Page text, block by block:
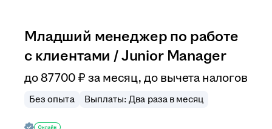
Младший менеджер по работе
с клиентами / Junior Manager
до87 700 ₽ за месяц,до вычета налогов
Без опыта Выплаты: Два раза в месяц